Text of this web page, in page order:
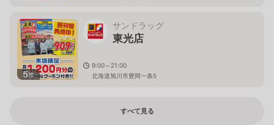
5枚
サンドラッグ
東光店
9:00～21:00
北海道旭川市豊岡一条5
すべて見る